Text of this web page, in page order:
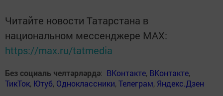
Читайте новости Татарстана в
национальном мессенджере MАХ:
https://max.ru/tatmedia
Без социаль челтәрләрдә: ВКонтакте, ВКонтакте,
ТикТок, Ютуб, Одноклассники,Телеграм, Яндекс.Дзен